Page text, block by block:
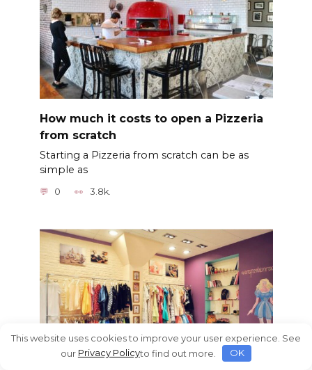
How much it costs to open a Pizzeria
from scratch
Starting a Pizzeria from scratch can be as
simple as
0 3.8k.
This website uses cookies to improve your user experience. See
our Privacy Policyto find out more. OK